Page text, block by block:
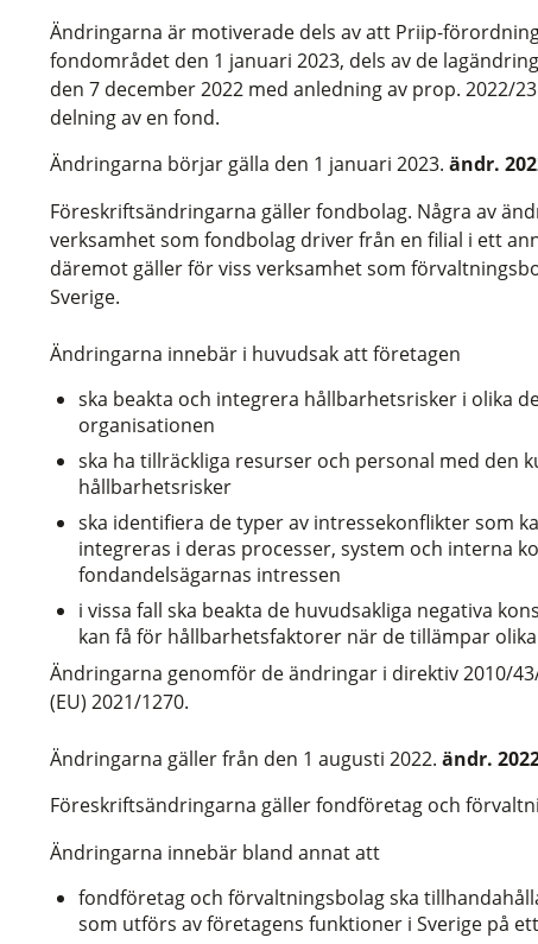
Ändringarna är motiverade dels av att Priip-
fondområdet den 1 januari 2023, dels av de
den 7 december 2022 med anledning av prop. 2022/
delning av en fond.
Ändringarna börjar gälla den 1 januari 2023.ändr.
Föreskriftsändringarna gäller fondbolag. Några av
verksamhet som fondbolag driver från en filial i ett
däremot gäller för viss verksamhet som
Sverige.
Ändringarna innebär i huvudsak att företagen
ska beakta och integrera hållbarhetsrisker i olika
organisationen
ska ha tillräckliga resurser och personal med den
hållbarhetsrisker
ska identifiera de typer av intressekonflikter som
integreras i deras processer, system och interna
fondandelsägarnas intressen
i vissa fall ska beakta de huvudsakliga negativa
kan få för hållbarhetsfaktorer när de tillämpar
Ändringarna genomför de ändringar i direktiv 2010/
(EU) 2021/1270.
Ändringarna gäller från den 1 augusti 2022.ändr.
Föreskriftsändringarna gäller fondföretag och
Ändringarna innebär bland annat att
fondföretag och förvaltningsbolag ska
som utförs av företagens funktioner i Sverige på